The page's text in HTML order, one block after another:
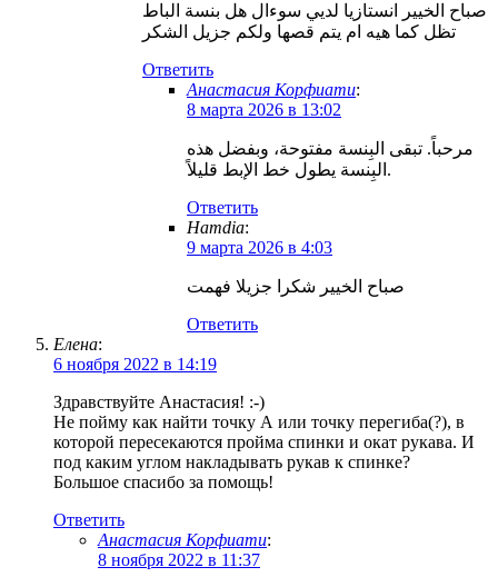
صباح الخيير انستازيا لديي سوءال هل بنسة الباط
تظل كما هيه ام يتم قصها ولكم جزيل الشكر
Ответить
Анастасия Корфиати:
8 марта 2026 в 13:02
مرحباً. تبقى البِنسة مفتوحة، وبفضل هذه
البِنسة يطول خط الإبط قليلاً.
Ответить
Hamdia:
9 марта 2026 в 4:03
صباح الخيير شكرا جزيلا فهمت
Ответить
Елена:
6 ноября 2022 в 14:19
Здравствуйте Анастасия! :-)
Не пойму как найти точку А или точку перегиба(?), в
которой пересекаются пройма спинки и окат рукава. И
под каким углом накладывать рукав к спинке?
Большое спасибо за помощь!
Ответить
Анастасия Корфиати:
8 ноября 2022 в 11:37